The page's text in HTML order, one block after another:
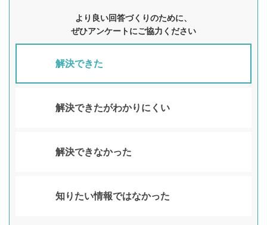
より良い回答づくりのために、
ぜひアンケートにご協力ください
解決できた
解決できたがわかりにくい
解決できなかった
知りたい情報ではなかった